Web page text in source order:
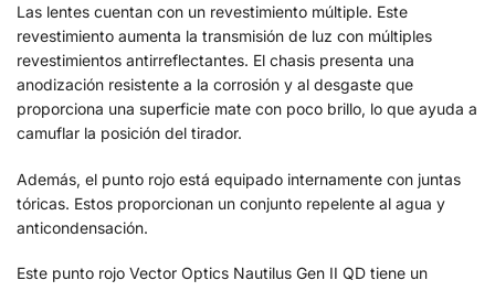
Las lentes cuentan con un revestimiento múltiple. Este
revestimiento aumenta la transmisión de luz con múltiples
revestimientos antirreflectantes. El chasis presenta una
anodización resistente a la corrosión y al desgaste que
proporciona una superficie mate con poco brillo, lo que ayuda a
camuflar la posición del tirador.
Además, el punto rojo está equipado internamente con juntas
tóricas. Estos proporcionan un conjunto repelente al agua y
anticondensación.
Este punto rojo Vector Optics Nautilus Gen II QD tiene un